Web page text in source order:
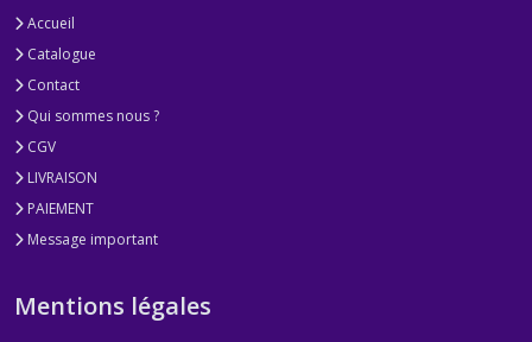
Accueil
Catalogue
Contact
Qui sommes nous ?
CGV
LIVRAISON
PAIEMENT
Message important
Mentions légales